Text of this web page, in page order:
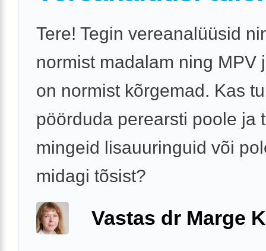
Tere! Tegin vereanalüüsid
normist madalam ning MPV
on normist kõrgemad. Kas
pöörduda perearsti poole ja
mingeid lisauuringuid või
midagi tõsist?
Vastas dr Marge